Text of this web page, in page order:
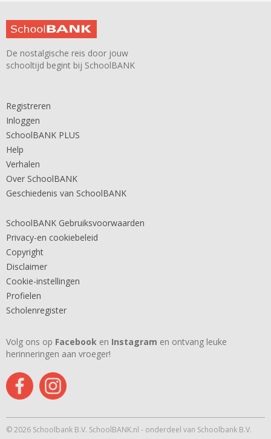
De nostalgische reis door jouw
schooltijd begint bij SchoolBANK
Registreren
Inloggen
SchoolBANK PLUS
Help
Verhalen
Over SchoolBANK
Geschiedenis van SchoolBANK
SchoolBANK Gebruiksvoorwaarden
Privacy-en cookiebeleid
Copyright
Disclaimer
Cookie-instellingen
Profielen
Scholenregister
Volg ons op Facebook en Instagram en ontvang leuke
herinneringen aan vroeger!
© 2026 Schoolbank B.V. SchoolBANK.nl - onderdeel van Schoolbank B.V.